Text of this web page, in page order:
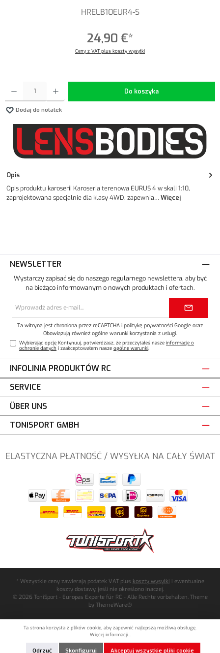
HRELB10EUR4-S
24,90 €*
Ceny z VAT plus koszty wysyłki
Do koszyka
Dodaj do notatek
Opis
Opis produktu karoserii Karoseria terenowa EURUS 4 w skali 1:10,
zaprojektowana specjalnie dla klasy 4WD, zapewnia…Więcej
NEWSLETTER
Wystarczy zapisać się do naszego regularnego newslettera, aby być
na bieżąco informowanym o nowych produktach i ofertach.
Ta witryna jest chroniona przez reCAPTCHA i politykę prywatności Google oraz
Obowiązują również ogólne warunki korzystania z usługi
Wybierając opcję Kontynuuj, potwierdzasz, że przeczytałeś naszeinformacje o
ochronie danych i zaakceptowałem naszeogólne warunki.
INFOLINIA PRODUKTÓW RC
SERVICE
ÜBER UNS
TONISPORT GMBH
ELASTYCZNA PŁATNOŚĆ / WYSYŁKA NA CAŁY ŚWIAT
* Wszystkie ceny zawierają podatek VAT plus koszty wysyłki i ewentualne
koszty dostawy, jeśli nie określono inaczej.
© 2026 ToniSport - Europas Experte für RC - Alle Rechte vorbehalten. Theme
by ThemeWare®
Ta strona korzysta z plików cookie, aby zapewnić najlepszą możliwą obsługę.
Więcej informacji...
Odrzuć Skonfiguruj Akceptuj wszystkie pliki cookie